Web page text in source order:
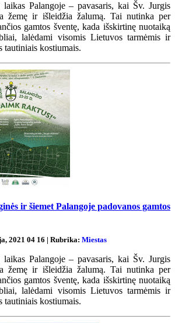
laikas Palangoje – pavasaris, kai Šv. Jurgis
žemę ir išleidžia žalumą. Tai nutinka per
gamtos šventę, kada išskirtinę nuotaiką
lalėdami visomis Lietuvos tarmėmis ir
tautiniais kostiumais.
ir šiemet Palangoje padovanos gamtos
2021 04 16 | Rubrika: Miestas
laikas Palangoje – pavasaris, kai Šv. Jurgis
žemę ir išleidžia žalumą. Tai nutinka per
gamtos šventę, kada išskirtinę nuotaiką
lalėdami visomis Lietuvos tarmėmis ir
tautiniais kostiumais.